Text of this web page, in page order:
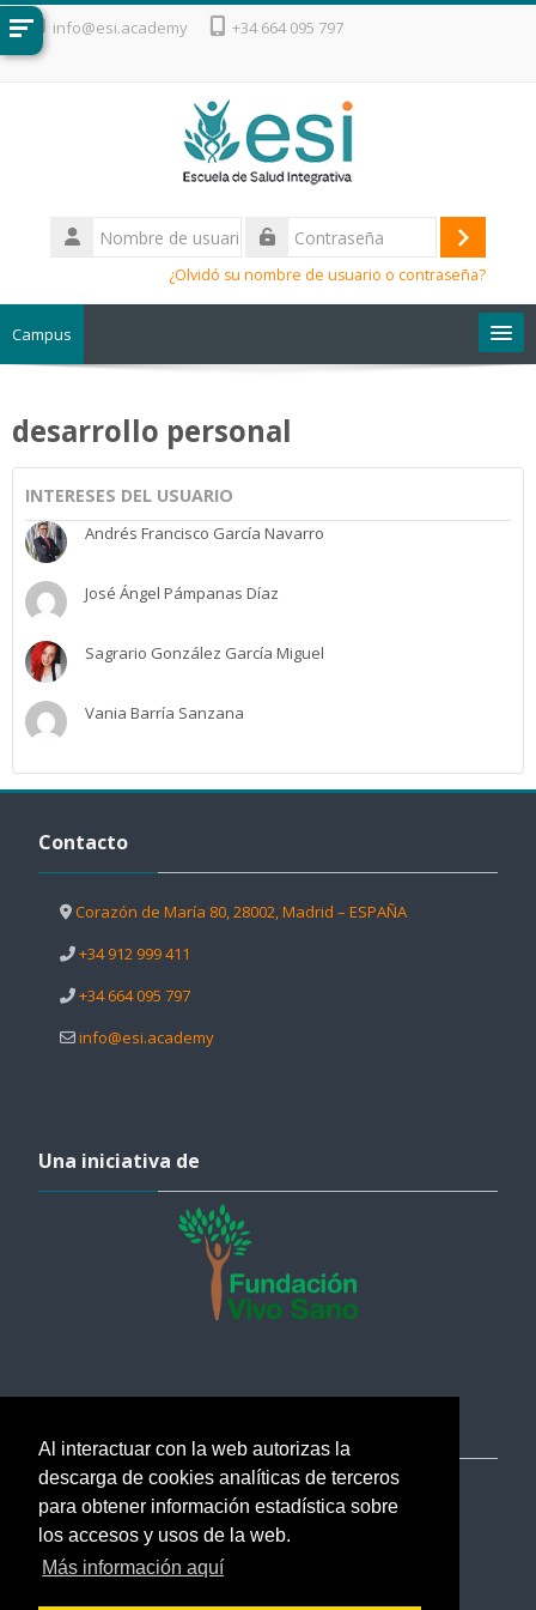
Al interactuar con la web autorizas la
descarga de cookies analíticas de terceros
para obtener información estadística sobre
los accesos y usos de la web.
Más información aquí
Salta al contenido principal
info@esi.academy +34 664 095 797
Nombre
de
Acceder
¿Olvidó su nombre de usuario o contraseña?
Campus
desarrollo personal
INTERESES DEL USUARIO
Andrés Francisco García Navarro
José Ángel Pámpanas Díaz
Sagrario González García Miguel
Vania Barría Sanzana
Contacto
Corazón de María 80, 28002, Madrid – ESPAÑA
+34 912 999 411
+34 664 095 797
info@esi.academy
Una iniciativa de
Salta Ayuda
soporte@esi.academy
Ayuda
Verificar certificados